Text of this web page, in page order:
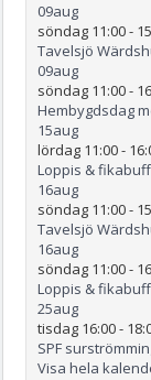
09aug
söndag 11:00-
Tavelsjö
09aug
söndag 11:00-
Hembygdsdag
15aug
lördag 11:00-
Loppis &
16aug
söndag 11:00-
Tavelsjö
16aug
söndag 11:00-
Loppis &
25aug
tisdag 16:00-
SPF
Visa hela